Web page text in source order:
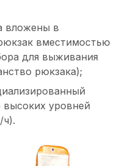
вложены в
вместимостью
для выживания
рюкзака);
высоких уровней